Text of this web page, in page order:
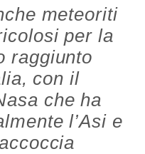
meteoriti
per la
raggiunto
con il
che ha
l’Asi e